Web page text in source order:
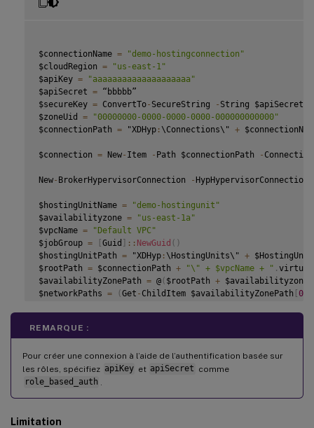
$connectionName =
"demo-hostingconnection"
$cloudRegion =
"us-east-1"
$apiKey =
"aaaaaaaaaaaaaaaaaaaa"
$apiSecret = “bbbbb”
$secureKey = ConvertTo- SecureString - String $apiSecret
$zoneUid =
"00000000-0000-0000-0000-000000000000"
$connectionPath = "XDHyp : \Connections\" +
$connection = New- Item - Path $connectionPath -
New- BrokerHypervisorConnection -
$hostingUnitName =
"demo-hostingunit"
$availabilityzone =
"us-east-1a"
$vpcName =
"Default VPC"
$jobGroup = [Guid ] : : NewGuid ( )
$hostingUnitPath = "XDHyp : \HostingUnits\" +
$rootPath = $connectionPath + "\" + $vpcName + " .
$availabilityZonePath = @ ( $rootPath + $availabilityzone
$networkPaths = (Get - ChildItem $availabilityZonePath [0
AvailabilityZonePath
REMARQUE :
Pour créer une connexion à l’aide de l’authentification basée sur
les rôles, spécifiez apiKey et apiSecret comme
role_based_auth
Limitation